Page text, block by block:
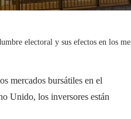
electoral y sus efectos en los
mercados bursátiles en el
Unido, los inversores están